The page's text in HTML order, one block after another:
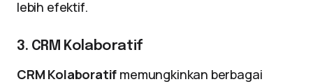
lebih efektif.
3. CRM Kolaboratif
CRM Kolaboratif memungkinkan berbagai